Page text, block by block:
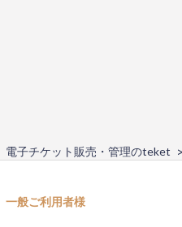
電子チケット販売・管理のteket
一般ご利用者様